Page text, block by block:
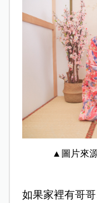
▲圖片來源
如果家裡有哥